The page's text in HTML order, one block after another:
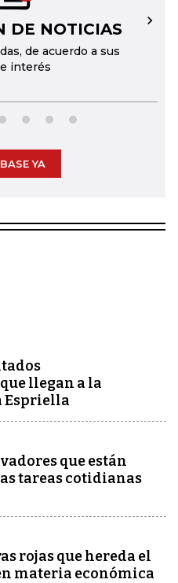
DE NOTICIAS
de acuerdo a sus
interés
→
YA
llegan a la
Espriella
que están
tareas cotidianas
rojas que hereda el
materia económica